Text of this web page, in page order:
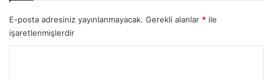
E-posta adresiniz yayınlanmayacak. Gerekli alanlar * ile
işaretlenmişlerdir